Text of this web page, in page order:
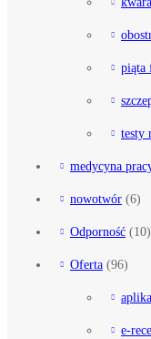
piąta
testy
medycyna
nowotwór (6)
Odporność (10)
Oferta (96)
e-